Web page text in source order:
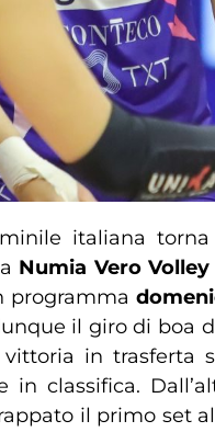
italiana torna
Numia Vero
programma
il giro di
in trasferta
classifica.
il primo set